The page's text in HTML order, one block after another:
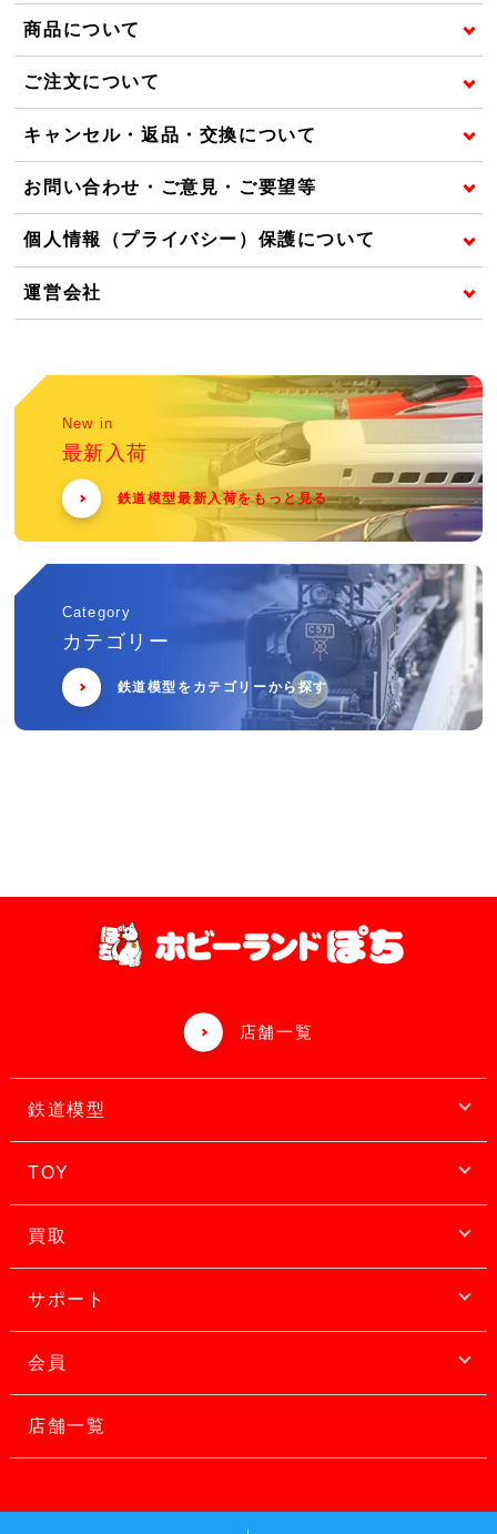
商品について
ご注文について
キャンセル・返品・交換について
お問い合わせ・ご意見・ご要望等
個人情報（プライバシー）保護について
運営会社
New in
最新入荷
鉄道模型最新入荷をもっと見る
Category
カテゴリー
鉄道模型をカテゴリーから探す
店舗一覧
鉄道模型
TOY
買取
サポート
会員
店舗一覧